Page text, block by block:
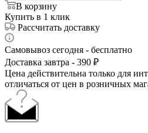
В корзину
Купить в 1 клик
Рассчитать доставку
Самовывоз сегодня - бесплатно
Доставка завтра - 390 ₽
Цена действительна только для
отличаться от цен в розничных